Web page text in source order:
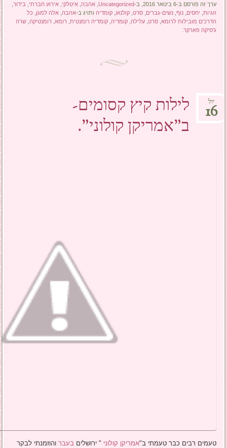
ערך זה פורסם ב-6 בינואר 2016, ב- Uncategorized
,אהבה ,איטלקי ,אירוע חברתי בידור
זוגיות יחסים ,נוף ,נשים-גברים ,סרט ,קולנוע ,קומדיה ותויג ב-אהבה ,אלה למגן
כל
הדרכים מובילות לרומא ,סרט ,עלילה ,קומדיה ,קומדיה רומנטית רומא רומנטיקה ,שרה
ג'סיקה פארקר
לילות קיץ קסומים-
ב"אמריקן קולוני".
יול
16
טעמים רבים כבר טעמתי ב"אמריקן קולוני " ירושליםבעבר והוזמנתי לבקר